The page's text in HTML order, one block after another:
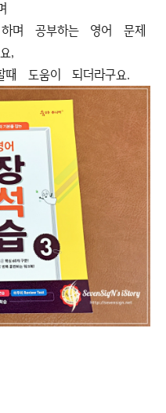
며 공부하는 영어 문제
,
도움이 되더라구요.